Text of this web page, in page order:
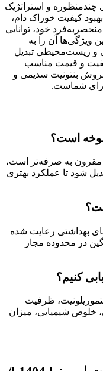
چندمنظوره و استراتژیک
کیفیت خوراک دام،
خود، توانایی
ویژگی‌ها آن را به
و زیست‌محیطی تبدیل
و قیمت مناسب
بنتونیت سدیمی و
برای شماست.
مقرون به ‌صرفه‌تر است،
شود تا عملکرد بهتری
بهداشتی رعایت شده
در محدوده مجاز
ظرفیت
شیمیایی، میزان